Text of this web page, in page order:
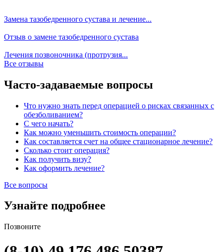
Замена тазобедренного сустава и лечение...
Отзыв о замене тазобедренного сустава
Лечения позвоночника (протрузия...
Все отзывы
Часто-задаваемые вопросы
Что нужно знать перед операцией о рисках связанных с
обезболиванием?
С чего начать?
Как можно уменьшить стоимость операции?
Как составляется счет на общее стационарное лечение?
Сколько стоит операция?
Как получить визу?
Как оформить лечение?
Все вопросы
Узнайте подробнее
Позвоните